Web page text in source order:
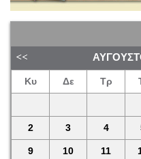
Κυ Δε Τρ
2 3 4
9 10 11